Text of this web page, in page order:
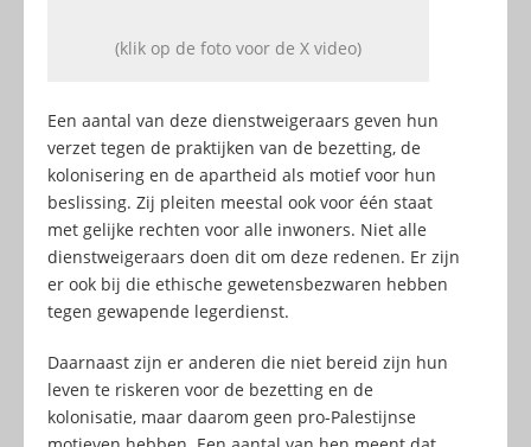
(klik op de foto voor de X video)
Een aantal van deze dienstweigeraars geven hun
verzet tegen de praktijken van de bezetting, de
kolonisering en de apartheid als motief voor hun
beslissing. Zij pleiten meestal ook voor één staat
met gelijke rechten voor alle inwoners. Niet alle
dienstweigeraars doen dit om deze redenen. Er zijn
er ook bij die ethische gewetensbezwaren hebben
tegen gewapende legerdienst.
Daarnaast zijn er anderen die niet bereid zijn hun
leven te riskeren voor de bezetting en de
kolonisatie, maar daarom geen pro-Palestijnse